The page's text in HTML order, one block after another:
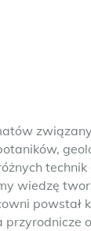
wiedzę
powstał
przyrodnicze